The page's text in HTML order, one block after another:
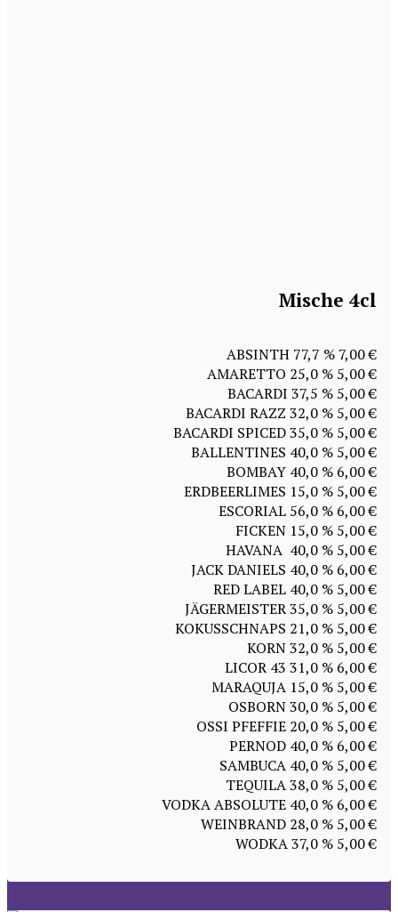
Mische 4cl
ABSINTH 77,7 % 7,00 €
AMARETTO 25,0 % 5,00 €
BACARDI 37,5 % 5,00 €
BACARDI RAZZ 32,0 % 5,00 €
BACARDI SPICED 35,0 % 5,00 €
BALLENTINES 40,0 % 5,00 €
BOMBAY 40,0 % 6,00 €
ERDBEERLIMES 15,0 % 5,00 €
ESCORIAL 56,0 % 6,00 €
FICKEN 15,0 % 5,00 €
HAVANA 40,0 % 5,00 €
JACK DANIELS 40,0 % 6,00 €
RED LABEL 40,0 % 5,00 €
JÄGERMEISTER 35,0 % 5,00 €
KOKUSSCHNAPS 21,0 % 5,00 €
KORN 32,0 % 5,00 €
LICOR 43 31,0 % 6,00 €
MARAQUJA 15,0 % 5,00 €
OSBORN 30,0 % 5,00 €
OSSI PFEFFIE 20,0 % 5,00 €
PERNOD 40,0 % 6,00 €
SAMBUCA 40,0 % 5,00 €
TEQUILA 38,0 % 5,00 €
VODKA ABSOLUTE 40,0 % 6,00 €
WEINBRAND 28,0 % 5,00 €
WODKA 37,0 % 5,00 €